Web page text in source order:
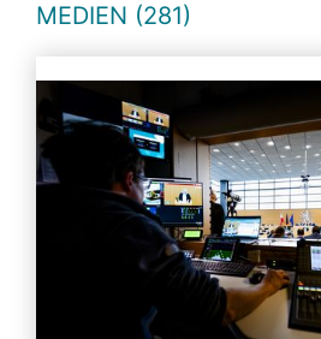
MEDIEN (281)